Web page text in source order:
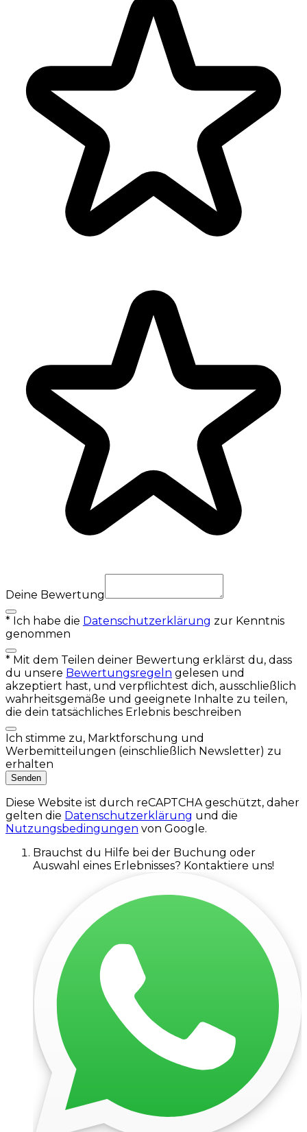
Deine Bewertung
* Ich habe die Datenschutzerklärung zur Kenntnis
genommen
* Mit dem Teilen deiner Bewertung erklärst du, dass
du unsere Bewertungsregeln gelesen und
akzeptiert hast, und verpflichtest dich, ausschließlich
wahrheitsgemäße und geeignete Inhalte zu teilen,
die dein tatsächliches Erlebnis beschreiben
Ich stimme zu, Marktforschung und
Werbemitteilungen (einschließlich Newsletter) zu
erhalten
Senden
Diese Website ist durch reCAPTCHA geschützt, daher
gelten die Datenschutzerklärung und die
Nutzungsbedingungen von Google.
Brauchst du Hilfe bei der Buchung oder
Auswahl eines Erlebnisses? Kontaktiere uns!